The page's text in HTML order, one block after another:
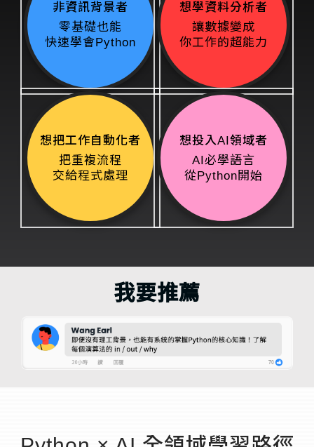
非資訊背景者
零基礎也能
快速學會Python
想學資料分析者
讓數據變成
你工作的超能力
想把工作自動化者
把重複流程
交給程式處理
想投入AI領域者
AI必學語言
從Python開始
我要推薦